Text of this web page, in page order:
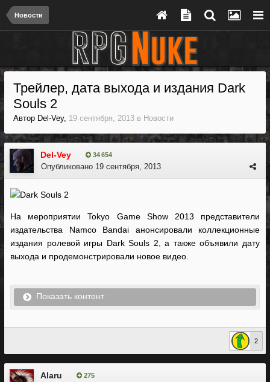
Новости
Трейлер, дата выхода и издания Dark
Souls 2
Автор Del-Vey, 19 сентября, 2013 в Новости
Del-Vey 34 654
Опубликовано 19 сентября, 2013
На мероприятии Tokyo Game Show 2013 представители
издательства Namco Bandai анонсировали коллекционные
издания ролевой игры Dark Souls 2, а также объявили дату
выхода и продемонстрировали новое видео.
Показать контент
2
Alaru 275